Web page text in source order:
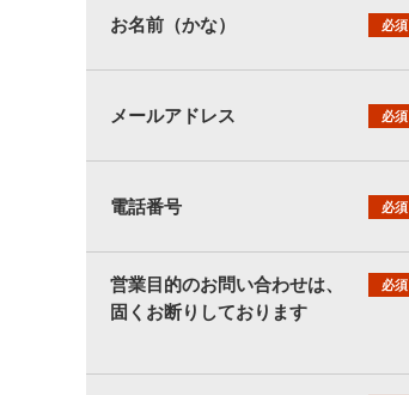
お名前（かな） 必須
メールアドレス 必須
電話番号 必須
営業目的のお問い合わせは、
固くお断りしております
必須